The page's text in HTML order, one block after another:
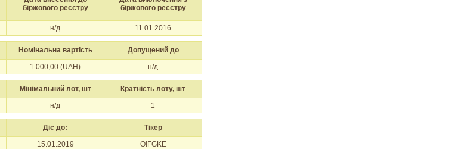
біржового реєстру
біржового реєстру
н/д 11.01.2016
Номінальна вартість
Допущений до
1 000,00 (UAH) н/д
Мінімальний лот, шт
Кратність лоту, шт
н/д 1
Діє до:
Тікер
15.01.2019 OIFGKE